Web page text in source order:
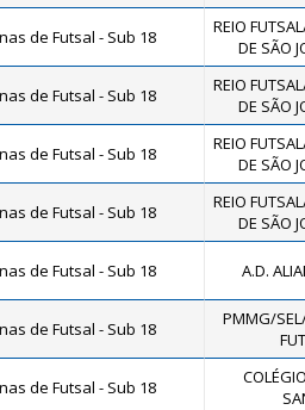
de Futsal - Sub 18
REIO
DE SÃO
de Futsal - Sub 18
REIO
DE SÃO
de Futsal - Sub 18
REIO
DE SÃO
de Futsal - Sub 18
REIO
DE SÃO
de Futsal - Sub 18 A.D.
de Futsal - Sub 18
PMMG/
de Futsal - Sub 18